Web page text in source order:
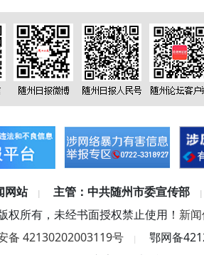
网站 | 主管：中共随州市委宣传部 |
权所有，未经书面授权禁止使用！ 新
备 42130202003119号 | 鄂网备